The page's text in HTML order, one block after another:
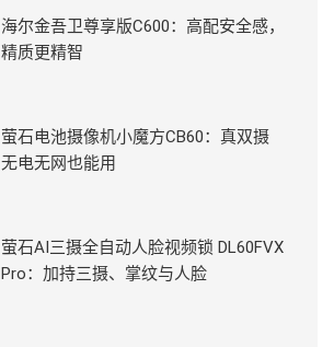
海尔金吾卫尊享版C600：高配安全感，
精质更精智
萤石电池摄像机小魔方CB60：真双摄
无电无网也能用
萤石AI三摄全自动人脸视频锁 DL60FVX
Pro：加持三摄、掌纹与人脸